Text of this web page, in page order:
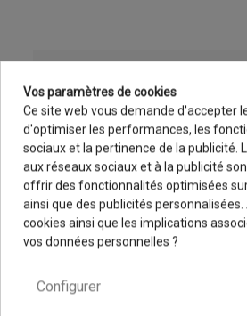
ETUI CARTE VITALE CROIX
VOLETS
Voici un étui pour carte vitale à 3
qui identifie tout de suite votre
avec la présence d'une
pharmaceutique sur le rabat.
pochettes cristal transparentes, à
glisser facilement leur carte de
leur carte vitale.
Vos paramètres de cookies
Ce site web vous demande d'accepter
d'optimiser les performances, les
sociaux et la pertinence de la publicité.
aux réseaux sociaux et à la publicité
offrir des fonctionnalités optimisées
ainsi que des publicités
cookies ainsi que les implications
vos données personnelles ?
Configurer